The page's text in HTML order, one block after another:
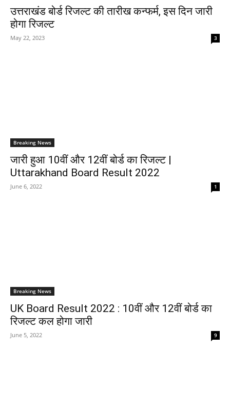
उत्तराखंड बोर्ड रिजल्ट की तारीख कन्फर्म, इस दिन जारी
होगा रिजल्ट
May 22, 2023 3
Breaking News
जारी हुआ 10वीं और 12वीं बोर्ड का रिजल्ट |
Uttarakhand Board Result 2022
June 6, 2022 1
Breaking News
UK Board Result 2022 : 10वीं और 12वीं बोर्ड का
रिजल्ट कल होगा जारी
June 5, 2022 9